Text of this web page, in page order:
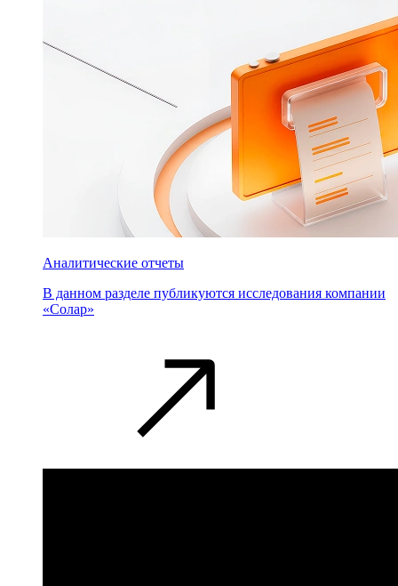
Аналитические отчеты
В данном разделе публикуются исследования компании
«Солар»